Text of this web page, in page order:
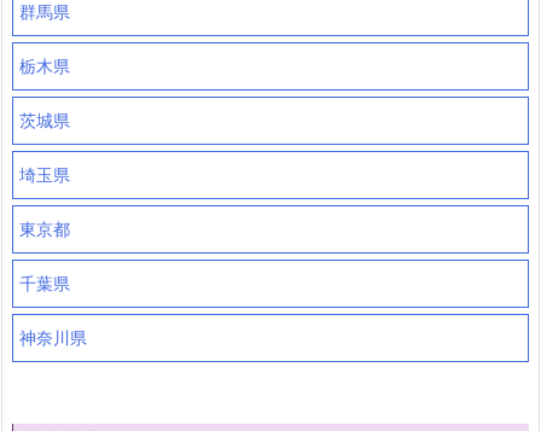
群馬県
栃木県
茨城県
埼玉県
東京都
千葉県
神奈川県